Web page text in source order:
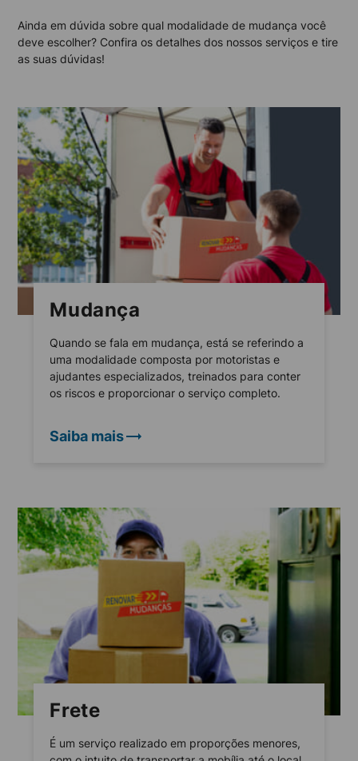
Ainda em dúvida sobre qual modalidade de mudança você
deve escolher? Confira os detalhes dos nossos serviços e tire
as suas dúvidas!
Mudança
Quando se fala em mudança, está se referindo a
uma modalidade composta por motoristas e
ajudantes especializados, treinados para conter
os riscos e proporcionar o serviço completo.
Saiba mais
Frete
É um serviço realizado em proporções menores,